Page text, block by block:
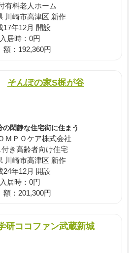
有料老人ホーム
川崎市高津区 新作
17年12月 開設
入居時：0円
：192,360円
そんぽの家S梶が谷
の閑静な住宅街に住まう
ＭＰＯケア株式会社
き高齢者向け住宅
川崎市高津区 新作
24年12月 開設
入居時：0円
：201,300円
研ココファン武蔵新城